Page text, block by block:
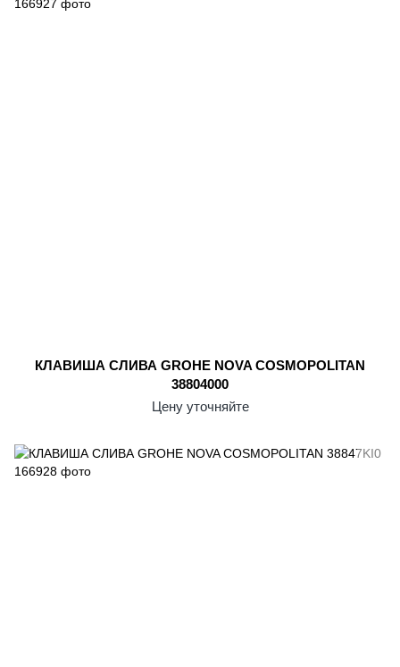
КЛАВИША СЛИВА GROHE NOVA COSMOPOLITAN
38804000
Цену уточняйте